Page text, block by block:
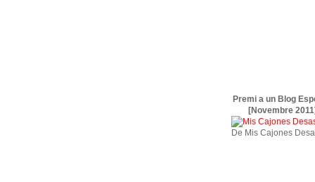
Premi a un Blog
[Novembre
De Mis Cajones